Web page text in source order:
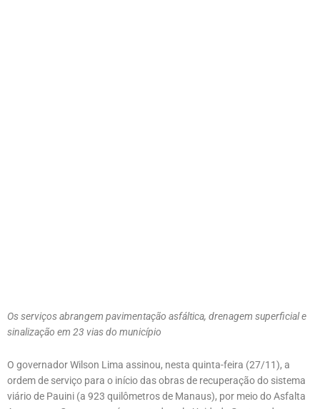
Os serviços abrangem pavimentação asfáltica, drenagem superficial e
sinalização em 23 vias do município
O governador Wilson Lima assinou, nesta quinta-feira (27/11), a
ordem de serviço para o início das obras de recuperação do sistema
viário de Pauini (a 923 quilômetros de Manaus), por meio do Asfalta